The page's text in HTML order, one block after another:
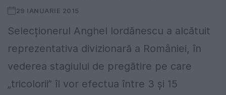
29 IANUARIE 2015
Selecționerul Anghel Iordănescu a alcătuit
reprezentativa divizionară a României, în
vederea stagiului de pregătire pe care
„tricolorii” îl vor efectua între 3 și 15